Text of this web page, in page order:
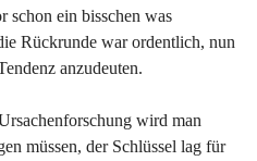
schon ein bisschen was
Rückrunde war ordentlich, nun
anzudeuten.
wird man
müssen, der Schlüssel lag für